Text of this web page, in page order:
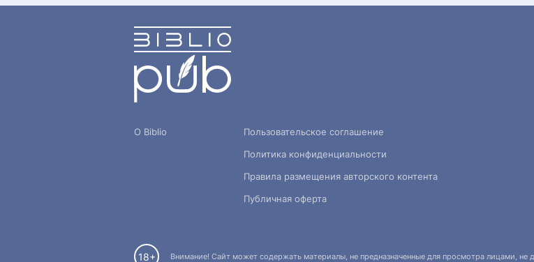
О Biblio
Пользовательское соглашение
Политика конфиденциальности
Правила размещения авторского контента
Публичная оферта
18+ Внимание! Сайт может содержать материалы, не предназначенные для просмотра лицами, не